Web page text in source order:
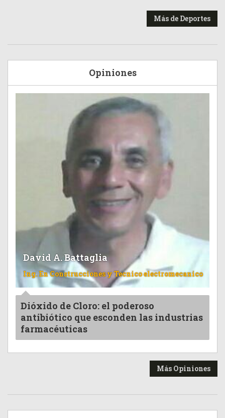
Más de Deportes
Opiniones
David A. Battaglia
Ing. En Construcciones y Tecnico electromecanico
Dióxido de Cloro: el poderoso
antibiótico que esconden las industrias
farmacéuticas
Más Opiniones